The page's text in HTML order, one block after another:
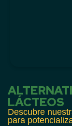
LÁCTEOS
Descubre
para